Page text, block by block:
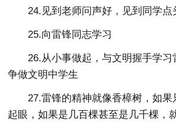
24.见到老师问声好，见到同学点
25.向雷锋同志学习
26.从小事做起，与文明握手学习
争做文明中学生
27.雷锋的精神就像香樟树，如果
起眼，如果是几百棵甚至是几千棵，